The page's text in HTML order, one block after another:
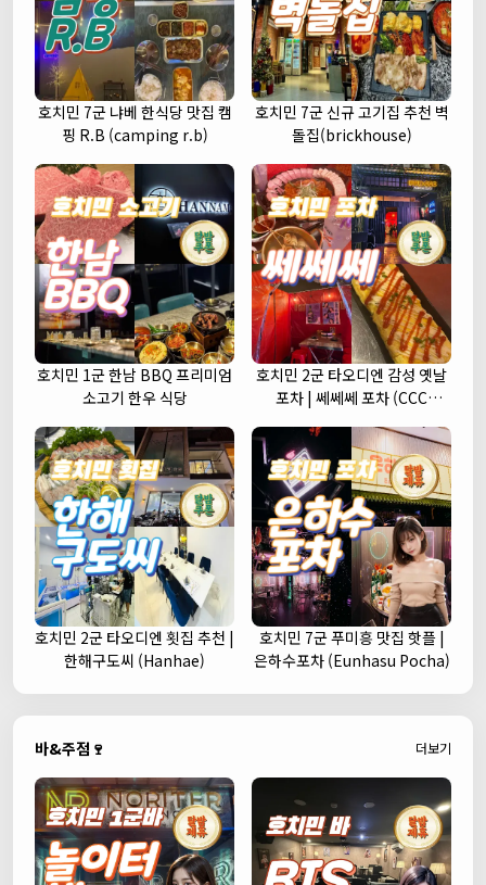
호치민 7군 냐베 한식당 맛집 캠
핑 R.B (camping r.b)
호치민 7군 신규 고기집 추천 벽
돌집(brickhouse)
호치민 1군 한남 BBQ 프리미엄
소고기 한우 식당
호치민 2군 타오디엔 감성 옛날
포차 | 쎄쎄쎄 포차 (CCC
호치민 2군 타오디엔 횟집 추천 |
한해구도씨 (Hanhae)
호치민 7군 푸미흥 맛집 핫플 |
은하수포차 (Eunhasu Pocha)
바&주점🍷 더보기